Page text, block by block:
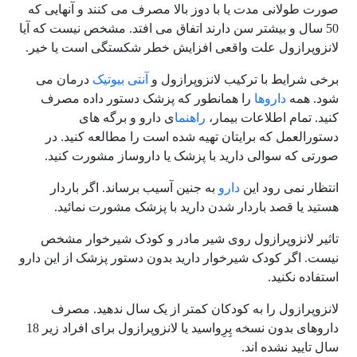
صورت طولانی مدت یا با دوز بالا مصرف می کنند و آنهایی که
50 سال و بیشتر سن دارند اتفاق می افتد. مشخص نیست که آیا
لانزوپرازول علت واقعی افزایش خطر شکستگی است یا خیر.
برخی شرایط با ترکیب لانزوپرازول و آنتی بیوتیک درمان می
شود. همه داروها را همانطور که پزشک دستور داده مصرف
کنید. تمام اطلاعات بیمار، راهنمای دارو و برگه های
دستورالعمل که برایتان تهیه شده است را مطالعه کنید. در
صورتی که سوالی دارید با پزشک یا داروساز مشورت کنید.
انتظار نمی رود این دارو به جنین آسیب برساند. اگر باردار
هستید یا قصد باردار شدن دارید با پزشک مشورت نمائید.
تاثیر لانزوپرازول روی شیر مادر و کودک شیرخوار مشخص
نیست. اگر کودک شیرخوار دارید بدون دستور پزشک از این دارو
استفاده نکنید.
لانزوپرازول را به کودکان کمتر از یک سال ندهید. مصرف
داروهای بدون نسخه پِرِواسید یا لانزوپرازول برای افراد زیر 18
سال تایید نشده اند.